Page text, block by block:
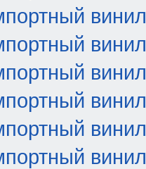
винил
винил
винил
винил
винил
винил